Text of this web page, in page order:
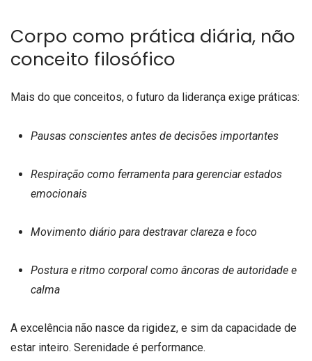
Corpo como prática diária, não
conceito filosófico
Mais do que conceitos, o futuro da liderança exige práticas:
Pausas conscientes antes de decisões importantes
Respiração como ferramenta para gerenciar estados
emocionais
Movimento diário para destravar clareza e foco
Postura e ritmo corporal como âncoras de autoridade e
calma
A excelência não nasce da rigidez, e sim da capacidade de
estar inteiro. Serenidade é performance.